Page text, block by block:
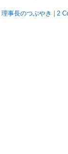
理事長のつぶやき 2